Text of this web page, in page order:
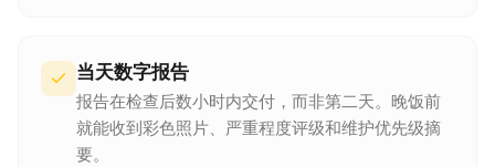
当天数字报告
报告在检查后数小时内交付，而非第二天。晚饭前
就能收到彩色照片、严重程度评级和维护优先级摘
要。